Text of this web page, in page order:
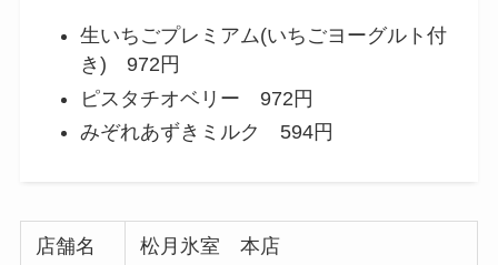
生いちごプレミアム(いちごヨーグルト付
き) 972円
ピスタチオベリー 972円
みぞれあずきミルク 594円
店舗名 松月氷室 本店